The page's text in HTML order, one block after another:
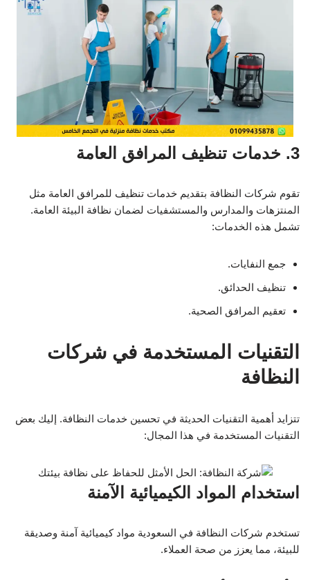
3. خدمات تنظيف المرافق العامة
تقوم شركات النظافة بتقديم خدمات تنظيف للمرافق العامة مثل
المنتزهات والمدارس والمستشفيات لضمان نظافة البيئة العامة.
تشمل هذه الخدمات:
جمع النفايات.
تنظيف الحدائق.
تعقيم المرافق الصحية.
التقنيات المستخدمة في شركات
النظافة
تتزايد أهمية التقنيات الحديثة في تحسين خدمات النظافة. إليك بعض
التقنيات المستخدمة في هذا المجال:
استخدام المواد الكيميائية الآمنة
تستخدم شركات النظافة في السعودية مواد كيميائية آمنة وصديقة
للبيئة، مما يعزز من صحة العملاء.